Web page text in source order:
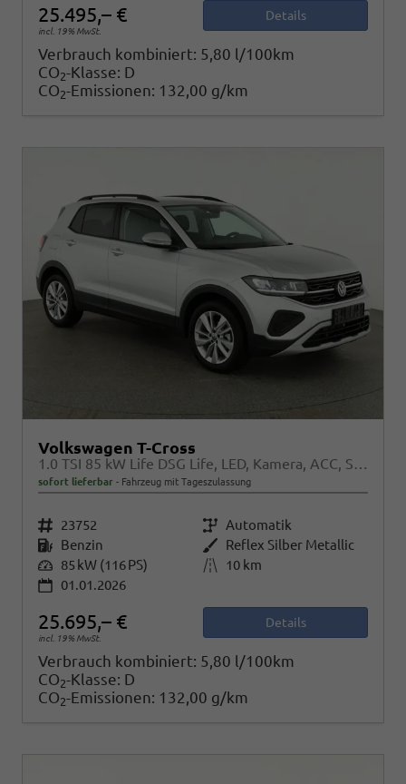
25.495,– €
incl. 19% MwSt.
Details
Verbrauch kombiniert: 5,80 l/100km
CO2-Klasse: D
CO2-Emissionen: 132,00 g/km
Volkswagen T-Cross
1.0 TSI 85 kW Life DSG Life, LED, Kamera, ACC, Side, Winter, 17-Zoll, 3-J. Garantie
sofort lieferbar Fahrzeug mit Tageszulassung
Fahrzeugnr. 23752 Getriebe Automatik
Kraftstoff Benzin Außenfarbe Reflex Silber Metallic
Leistung 85 kW (116 PS) Kilometerstand
10 km
01.01.2026
25.695,– €
incl. 19% MwSt.
Details
Verbrauch kombiniert: 5,80 l/100km
CO2-Klasse: D
CO2-Emissionen: 132,00 g/km